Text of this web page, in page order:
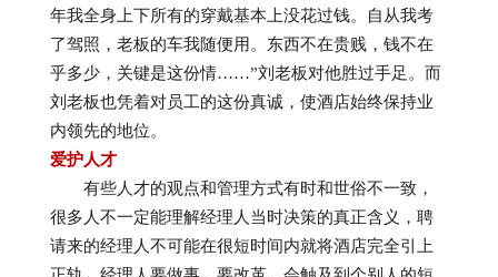
年我全身上下所有的穿戴基本上没花过钱。自从我考
了驾照，老板的车我随便用。东西不在贵贱，钱不在
乎多少，关键是这份情……”刘老板对他胜过手足。而
刘老板也凭着对员工的这份真诚，使酒店始终保持业
内领先的地位。
爱护人才
有些人才的观点和管理方式有时和世俗不一致，
很多人不一定能理解经理人当时决策的真正含义，聘
请来的经理人不可能在很短时间内就将酒店完全引上